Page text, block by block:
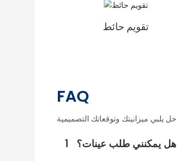
تقويم حائط
FAQ
1 هل يمكنني طلب عينات؟